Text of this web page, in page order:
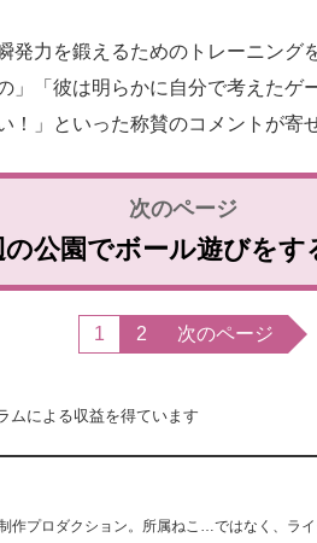
力を鍛えるためのトレーニング
」「彼は明らかに自分で考えたゲ
！」といった称賛のコメントが寄
の公園でボール遊びをす
1 2 次のページ
ムによる収益を得ています
作プロダクション。所属ねこ…ではなく、ラ